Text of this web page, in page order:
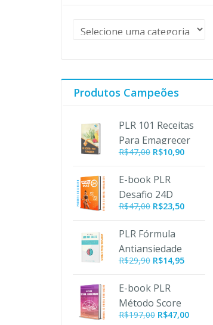
Produtos Campeões
PLR 101 Receitas
Para Emagrecer
R$47,00 O
original
era:
R$47,00.
R$10,90O
R$10,90.
E-book PLR
Desafio 24D
R$47,00 R$23,50
PLR Fórmula
Antiansiedade
R$29,90 R$14,95
E-book PLR
Método Score
Turbinado
R$197,00 O
R$47,00O